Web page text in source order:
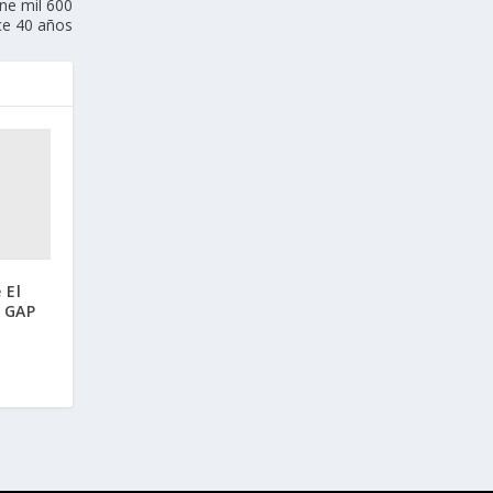
mil 600
40 años
El